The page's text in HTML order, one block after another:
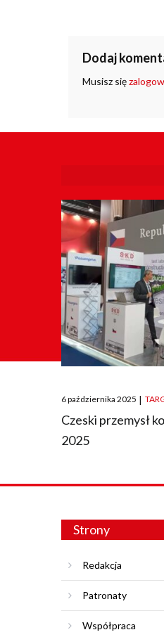
Dodaj
Musisz się
Posted
on
6 października 2025 |
Czeski przemysł
2025
Strony
Redakcja
Patronaty
Współpraca